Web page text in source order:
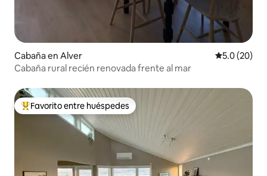
Cabaña en Alver Calificación
5.0 (20)
Cabaña rural recién renovada frente al mar
De los mejores en Favorito entre huéspedes
Favorito entre huéspedes